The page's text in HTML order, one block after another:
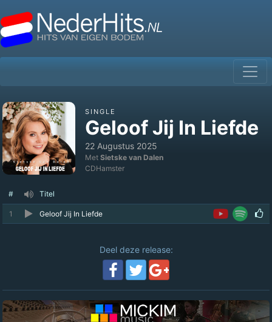
SINGLE
Geloof Jij In Liefde
22 Augustus 2025
Met Sietske van Dalen
CDHamster
# Titel
1 Geloof Jij In Liefde
Deel deze release: